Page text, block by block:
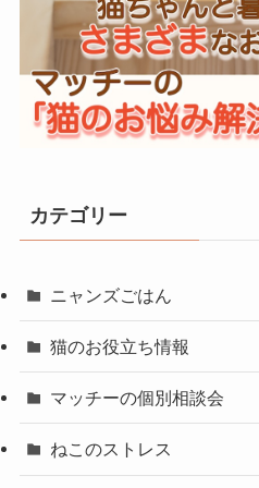
カテゴリー
ニャンズごはん
猫のお役立ち情報
マッチーの個別相談会
ねこのストレス